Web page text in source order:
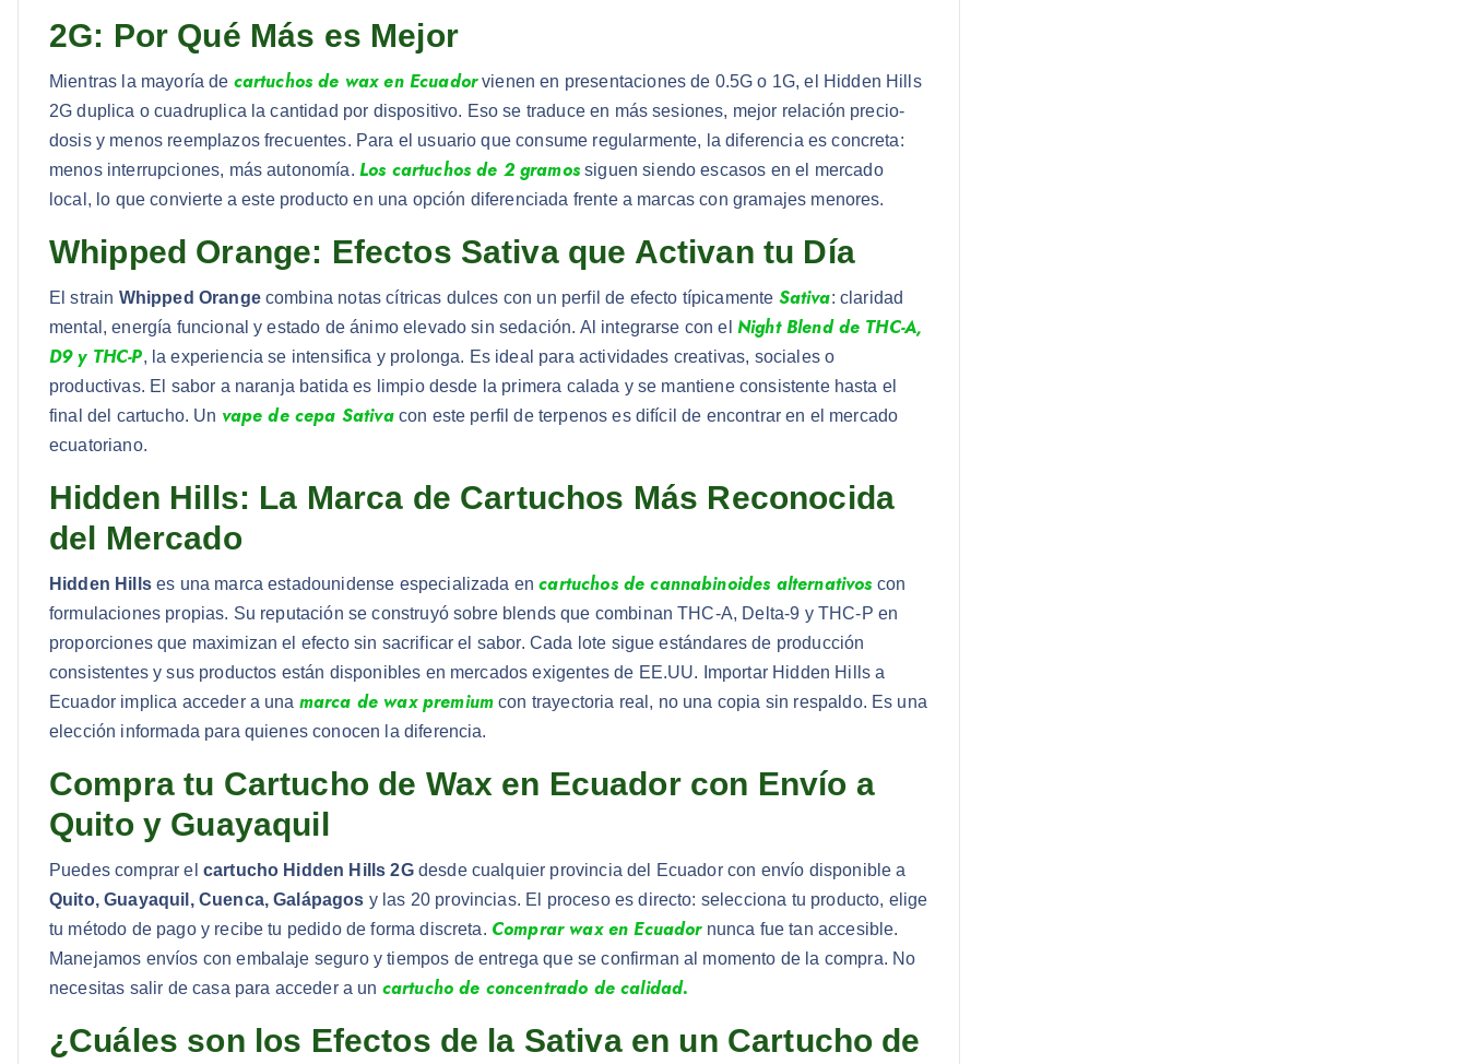
2G: Por Qué Más es Mejor
Mientras la mayoría de cartuchos de wax en Ecuadorvienen en presentaciones de 0.5G o 1G, el Hidden Hills
2G duplica o cuadruplica la cantidad por dispositivo. Eso se traduce en más sesiones, mejor relación precio-
dosis y menos reemplazos frecuentes. Para el usuario que consume regularmente, la diferencia es concreta:
menos interrupciones, más autonomía. Los cartuchos de 2 gramossiguen siendo escasos en el mercado
local, lo que convierte a este producto en una opción diferenciada frente a marcas con gramajes menores.
Whipped Orange: Efectos Sativa que Activan tu Día
El strain Whipped Orangecombina notas cítricas dulces con un perfil de efecto típicamente Sativa: claridad
mental, energía funcional y estado de ánimo elevado sin sedación. Al integrarse con el Night Blend de THC-A,
D9 y THC-P, la experiencia se intensifica y prolonga. Es ideal para actividades creativas, sociales o
productivas. El sabor a naranja batida es limpio desde la primera calada y se mantiene consistente hasta el
final del cartucho. Un vape de cepa Sativacon este perfil de terpenos es difícil de encontrar en el mercado
ecuatoriano.
Hidden Hills: La Marca de Cartuchos Más Reconocida
del Mercado
Hidden Hillses una marca estadounidense especializada encartuchos de cannabinoides alternativos con
formulaciones propias. Su reputación se construyó sobre blends que combinan THC-A, Delta-9 y THC-P en
proporciones que maximizan el efecto sin sacrificar el sabor. Cada lote sigue estándares de producción
consistentes y sus productos están disponibles en mercados exigentes de EE.UU. Importar Hidden Hills a
Ecuador implica acceder a una marca de wax premium con trayectoria real, no una copia sin respaldo. Es una
elección informada para quienes conocen la diferencia.
Compra tu Cartucho de Wax en Ecuador con Envío a
Quito y Guayaquil
Puedes comprar el cartucho Hidden Hills 2Gdesde cualquier provincia del Ecuador con envío disponible a
Quito, Guayaquil, Cuenca, Galápagos y las 20 provincias. El proceso es directo: selecciona tu producto, elige
tu método de pago y recibe tu pedido de forma discreta. Comprar wax en Ecuadornunca fue tan accesible.
Manejamos envíos con embalaje seguro y tiempos de entrega que se confirman al momento de la compra. No
necesitas salir de casa para acceder a un cartucho de concentrado de calidad.
¿Cuáles son los Efectos de la Sativa en un Cartucho de